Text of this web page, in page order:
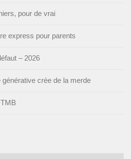
pour de vrai
express pour parents
– 2026
générative crée de la merde